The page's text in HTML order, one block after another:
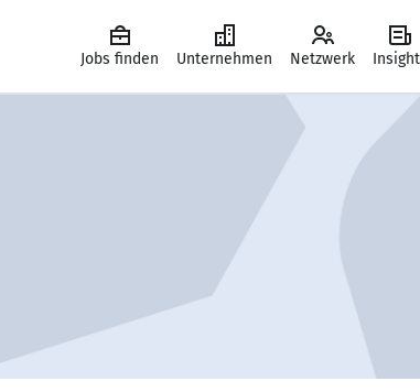
Jobs finden Unternehmen Netzwerk